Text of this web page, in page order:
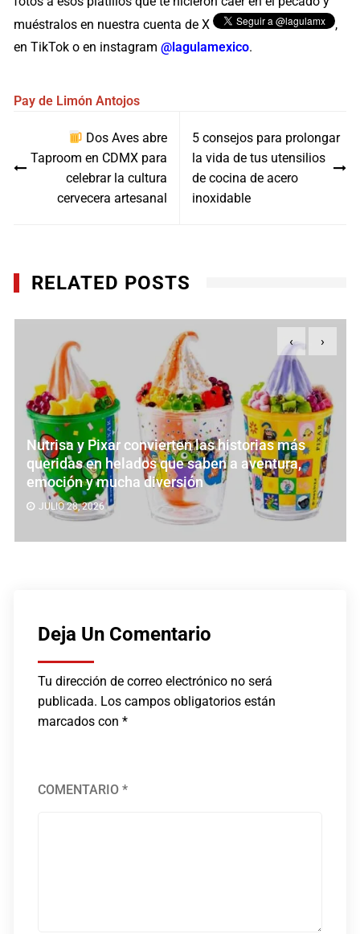
muéstralos en nuestra cuenta de X
,
en TikTok o en instagram@lagulamexico.
Pay de Limón Antojos
de
entradas
Dos Aves abre
Taproom en CDMX para
celebrar la cultura
cervecera artesanal
5 consejos para prolongar
la vida de tus utensilios
de cocina de acero
inoxidable
RELATED POSTS
Nutrisa y Pixar convierten las historias más
queridas en helados que saben a aventura,
emoción y mucha diversión
JULIO 28, 2026
‹ ›
Deja Un Comentario
Tu dirección de correo electrónico no será
publicada. Los campos obligatorios están
marcados con*
COMENTARIO*